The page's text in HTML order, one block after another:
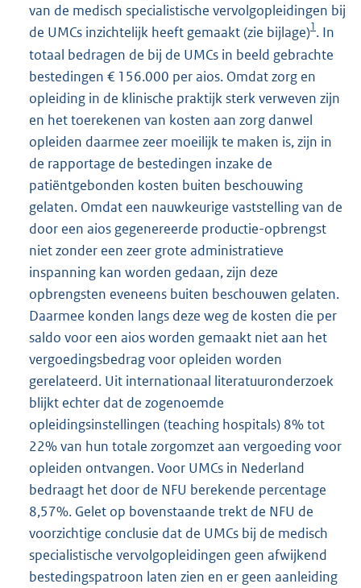
van de medisch specialistische vervolgopleidingen bij
de UMCs inzichtelijk heeft gemaakt (zie bijlage)1. In
totaal bedragen de bij de UMCs in beeld gebrachte
bestedingen € 156.000 per aios. Omdat zorg en
opleiding in de klinische praktijk sterk verweven zijn
en het toerekenen van kosten aan zorg danwel
opleiden daarmee zeer moeilijk te maken is, zijn in
de rapportage de bestedingen inzake de
patiëntgebonden kosten buiten beschouwing
gelaten. Omdat een nauwkeurige vaststelling van de
door een aios gegenereerde productie-opbrengst
niet zonder een zeer grote administratieve
inspanning kan worden gedaan, zijn deze
opbrengsten eveneens buiten beschouwen gelaten.
Daarmee konden langs deze weg de kosten die per
saldo voor een aios worden gemaakt niet aan het
vergoedingsbedrag voor opleiden worden
gerelateerd. Uit internationaal literatuuronderzoek
blijkt echter dat de zogenoemde
opleidingsinstellingen (teaching hospitals) 8% tot
22% van hun totale zorgomzet aan vergoeding voor
opleiden ontvangen. Voor UMCs in Nederland
bedraagt het door de NFU berekende percentage
8,57%. Gelet op bovenstaande trekt de NFU de
voorzichtige conclusie dat de UMCs bij de medisch
specialistische vervolgopleidingen geen afwijkend
bestedingspatroon laten zien en er geen aanleiding